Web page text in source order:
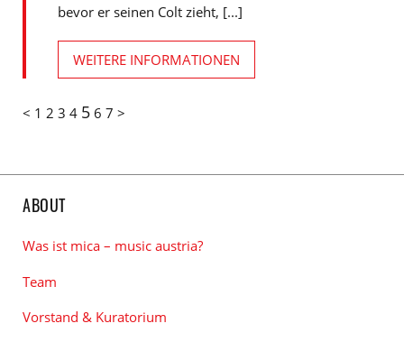
bevor er seinen Colt zieht, [...]
WEITERE INFORMATIONEN
< 1 2 3 4 5 6 7 >
ABOUT
Was ist mica – music austria?
Team
Vorstand & Kuratorium